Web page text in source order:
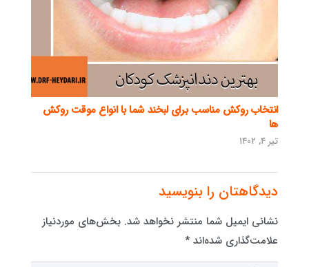
انتخاب روکش مناسب برای لبخند شما با انواع موقت روکش
ها
تیر ۴, ۱۴۰۲
دیدگاهتان را بنویسید
نشانی ایمیل شما منتشر نخواهد شد. بخش‌های موردنیاز
علامت‌گذاری شده‌اند *